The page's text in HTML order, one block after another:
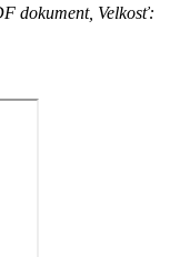
dokument, Velkosť: